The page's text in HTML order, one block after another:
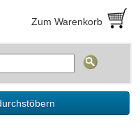
Zum Warenkorb